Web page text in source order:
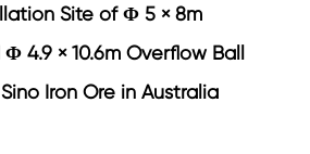
Site of Φ 5 × 8m
4.9 × 10.6m Overflow Ball
Iron Ore in Australia